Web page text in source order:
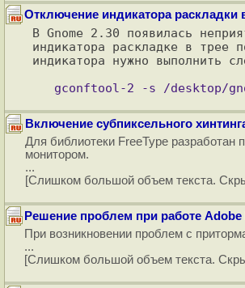
Отключение индикатора раскладки
В Gnome 2.30 появилась
индикатора раскладке в трее
индикатора нужно выполнить
Включение субпиксельного
Для библиотеки FreeType
монитором.
...
[Слишком большой объем текста.
Решение проблем при работе
При возникновении проблем с
...
[Слишком большой объем текста.